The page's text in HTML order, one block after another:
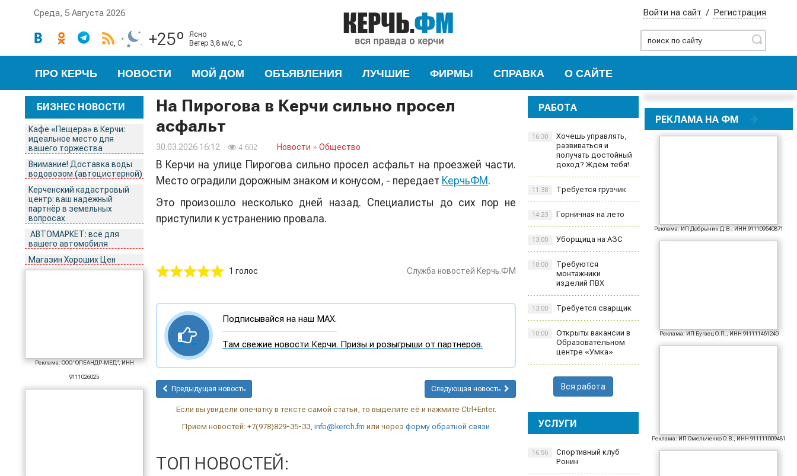
Среда, 5 Августа 2026
Найти
Войти на сайт / Регистрация
+25º
ясно
ветер 3,8 м/с, С
ПРО КЕРЧЬ НОВОСТИ МОЙ ДОМ ОБЪЯВЛЕНИЯ ЛУЧШИЕ ФИРМЫ СПРАВКА О САЙТЕ
БИЗНЕС НОВОСТИ
Кафе «Пещера» в Керчи:
идеальное место для
вашего торжества
Внимание! Доставка воды
водовозом (автоцистерной)
Керченский кадастровый
центр: ваш надёжный
партнёр в земельных
вопросах
АВТОМАРКЕТ: всё для
вашего автомобиля
Магазин Хороших Цен
Реклама: ООО "ОЛЕАНДР-МЕД", ИНН
9111026025
На Пирогова в Керчи сильно просел
асфальт
30.03.2026 16:12 4 602 Новости » Общество
В Керчи на улице Пирогова сильно просел асфальт на проезжей части.
Место оградили дорожным знаком и конусом, - передает КерчьФМ.
Это произошло несколько дней назад. Специалисты до сих пор не
приступили к устранению провала.
1 голос Служба новостей Керчь.ФМ
Подписывайся на наш MAX.
Там свежие новости Керчи. Призы и розыгрыши от партнеров.
Предыдущая новость Следующая новость
Если вы увидели опечатку в тексте самой статьи, то выделите её и нажмите Ctrl+Enter.
Прием новостей: +7(978)829-35-33, info@kerch.fm или через форму обратной связи
ТОП НОВОСТЕЙ:
РАБОТА
Хочешь управлять,
развиваться и
получать достойный
доход? Ждём тебя!
16:30
Требуется грузчик
11:38
Горничная на лето
14:23
Уборщица на АЗС
13:00
Требуются
монтажники
изделий ПВХ
18:00
Требуется сварщик
13:00
Открыты вакансии в
Образовательном
центре «Умка»
10:00
Вся работа
УСЛУГИ
Спортивный клуб
Ронин
16:56
РЕКЛАМА НА ФМ
Реклама: ИП Добрынин Д.В., ИНН 911109540871
Реклама: ИП Бугаец О.П., ИНН 911111461240
Реклама: ИП Омельченко О.В., ИНН 911111009481